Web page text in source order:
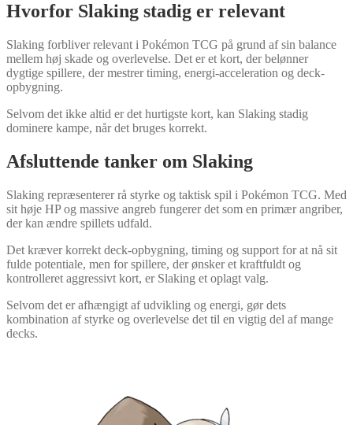
Hvorfor Slaking stadig er relevant
Slaking forbliver relevant i Pokémon TCG på grund af sin balance
mellem høj skade og overlevelse. Det er et kort, der belønner
dygtige spillere, der mestrer timing, energi-acceleration og deck-
opbygning.
Selvom det ikke altid er det hurtigste kort, kan Slaking stadig
dominere kampe, når det bruges korrekt.
Afsluttende tanker om Slaking
Slaking repræsenterer rå styrke og taktisk spil i Pokémon TCG. Med
sit høje HP og massive angreb fungerer det som en primær angriber,
der kan ændre spillets udfald.
Det kræver korrekt deck-opbygning, timing og support for at nå sit
fulde potentiale, men for spillere, der ønsker et kraftfuldt og
kontrolleret aggressivt kort, er Slaking et oplagt valg.
Selvom det er afhængigt af udvikling og energi, gør dets
kombination af styrke og overlevelse det til en vigtig del af mange
decks.